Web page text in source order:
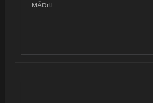
MÃ¤rtl